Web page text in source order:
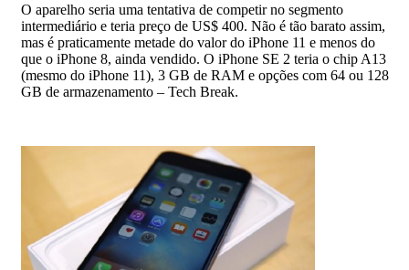
O aparelho seria uma tentativa de competir no segmento
intermediário e teria preço de US$ 400. Não é tão barato assim,
mas é praticamente metade do valor do iPhone 11 e menos do
que o iPhone 8, ainda vendido. O iPhone SE 2 teria o chip A13
(mesmo do iPhone 11), 3 GB de RAM e opções com 64 ou 128
GB de armazenamento – Tech Break.